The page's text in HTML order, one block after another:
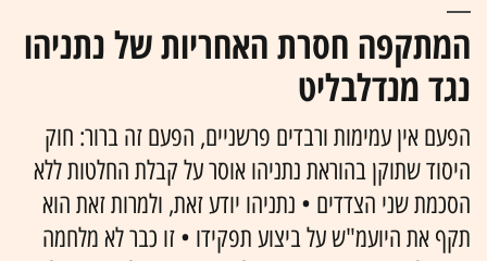
המתקפה חסרת האחריות של נתניהו
נגד מנדלבליט
הפעם אין עמימות ורבדים פרשניים, הפעם זה ברור: חוק
היסוד שתוקן בהוראת נתניהו אוסר על קבלת החלטות ללא
הסכמת שני הצדדים • נתניהו יודע זאת, ולמרות זאת הוא
תקף את היועמ"ש על ביצוע תפקידו • זו כבר לא מלחמה